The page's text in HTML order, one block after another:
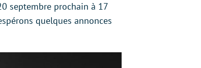
septembre prochain à 17
quelques annonces